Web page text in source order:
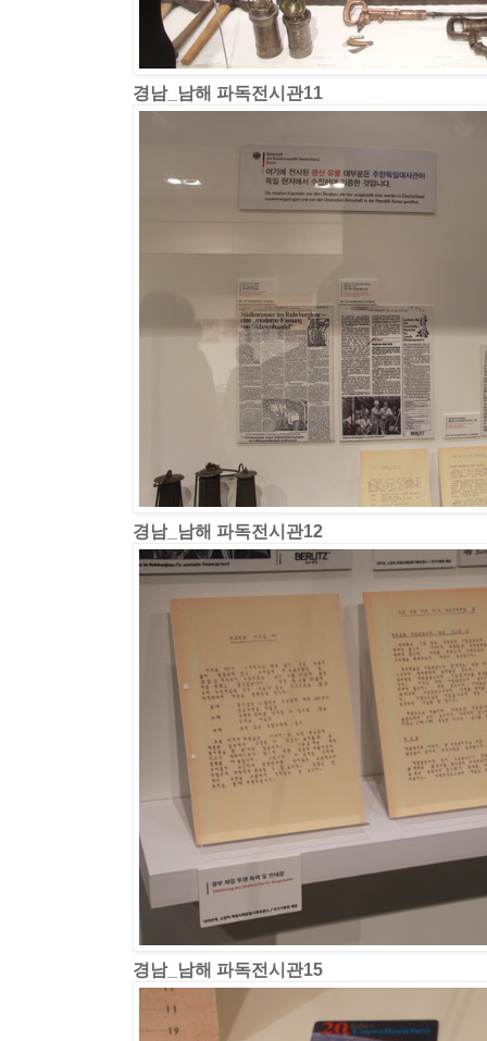
경남_남해 파독전시관11
경남_남해 파독전시관12
경남_남해 파독전시관15